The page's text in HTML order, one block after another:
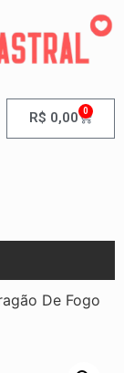
R$ 0,00 0
De Fogo